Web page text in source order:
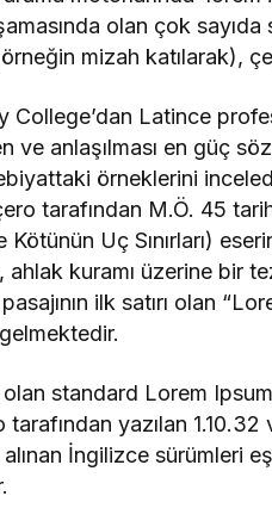
olan çok
mizah katılarak),
College’dan Latince
ve anlaşılması en güç
örneklerini
tarafından M.Ö. 45
Uç Sınırları)
kuramı üzerine bir
ilk satırı olan
olan standard Lorem
yazılan 1.10.32
İngilizce sürümleri